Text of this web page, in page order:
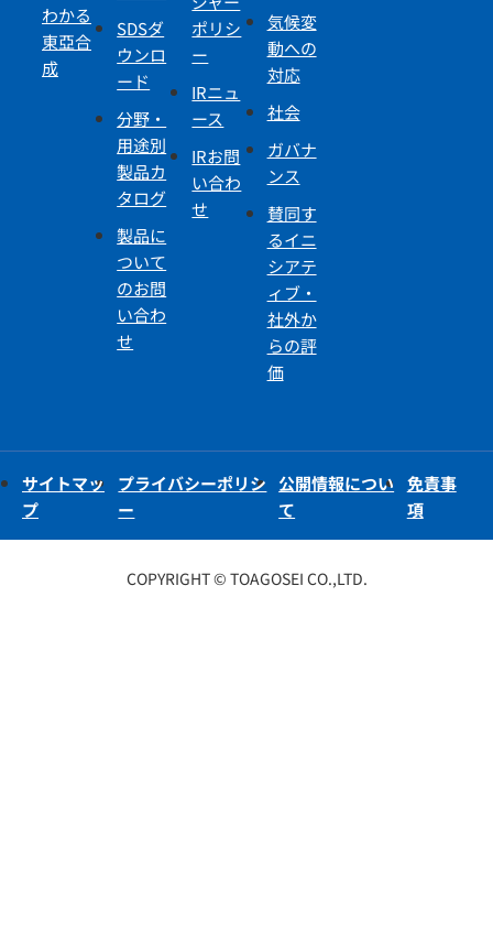
わかる
東亞合
成
SDSダ
ウンロ
ード
分野・
用途別
製品カ
タログ
製品に
ついて
のお問
い合わ
せ
ポリシ
ー
IRニュ
ース
IRお問
い合わ
せ
気候変
動への
対応
社会
ガバナ
ンス
賛同す
るイニ
シアテ
ィブ・
社外か
らの評
価
サイトマッ
プ
プライバシーポリシ
ー
公開情報につい
て
免責事
項
COPYRIGHT © TOAGOSEI CO.,LTD.